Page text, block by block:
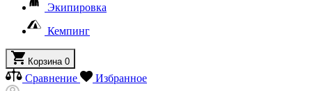
Экипировка
Кемпинг
Корзина 0
Сравнение Избранное